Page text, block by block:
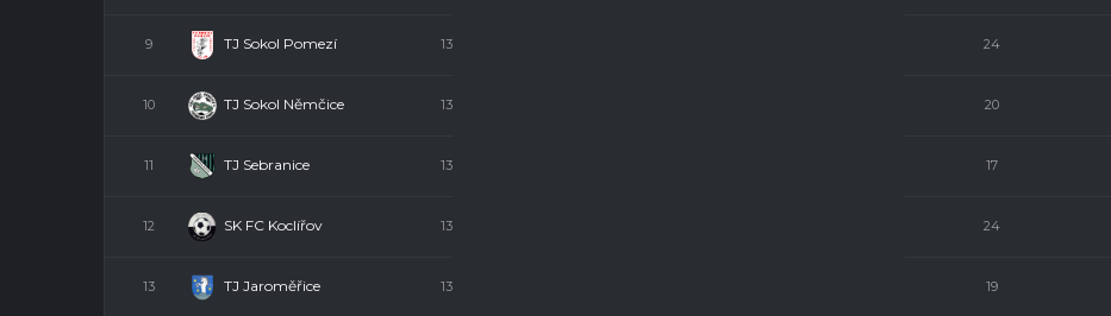
9 TJ Sokol Pomezí 13 24
10 TJ Sokol Němčice 13 20
11 TJ Sebranice 13 17
12 SK FC Koclířov 13 24
13 TJ Jaroměřice 13 19